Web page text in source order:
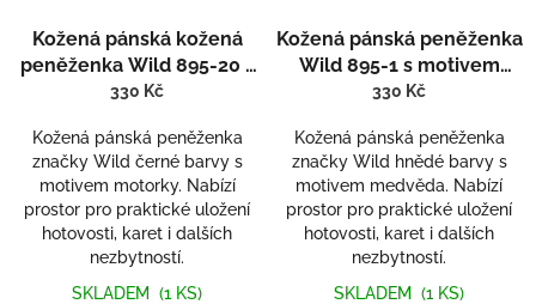
Kožená pánská kožená
peněženka Wild 895-20 s
motivem motorky
330 Kč
Kožená pánská peněženka
značky Wild černé barvy s
motivem motorky. Nabízí
prostor pro praktické uložení
hotovosti, karet i dalších
nezbytností.
SKLADEM (1 KS)
Kožená pánská peněženka
Wild 895-1 s motivem
medvěda
330 Kč
Kožená pánská peněženka
značky Wild hnědé barvy s
motivem medvěda. Nabízí
prostor pro praktické uložení
hotovosti, karet i dalších
nezbytností.
SKLADEM (1 KS)